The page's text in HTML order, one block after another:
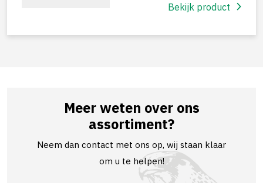
Bekijk product
Meer weten over ons
assortiment?
Neem dan contact met ons op, wij staan klaar
om u te helpen!